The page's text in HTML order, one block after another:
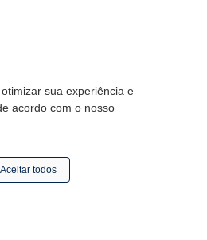
sua experiência e
acordo com o nosso
Aceitar todos